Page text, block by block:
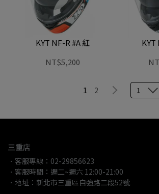
KYT NF-R #A 紅
NT$5,200
KYT
1 2 1
三重店
．客服專線：02-29856623
．客服時間：週二~週六 12:00-21:00
．地址：新北市三重區自強路二段52號